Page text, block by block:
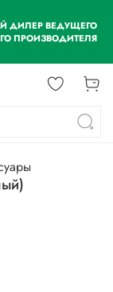
ДИЛЕР ВЕДУЩЕГО
ПРОИЗВОДИТЕЛЯ